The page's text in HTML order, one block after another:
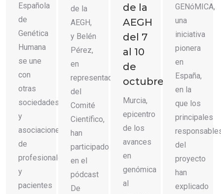
Española
de
Genética
Humana
se une
con
otras
sociedades
y
asociaciones
de
profesionales
y
pacientes
de la
AEGH,
y Belén
Pérez,
en
representación
del
Comité
Científico,
han
participado
en el
pódcast
De
de la
AEGH
del 7
al 10
de
octubre
Murcia,
epicentro
de los
avances
en
genómica
al
GENóMICA,
una
iniciativa
pionera
en
España,
en la
que los
principales
del
proyecto
han
explicado